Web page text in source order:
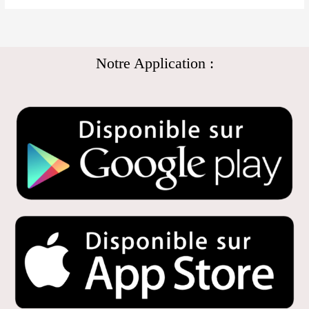
Notre Application :